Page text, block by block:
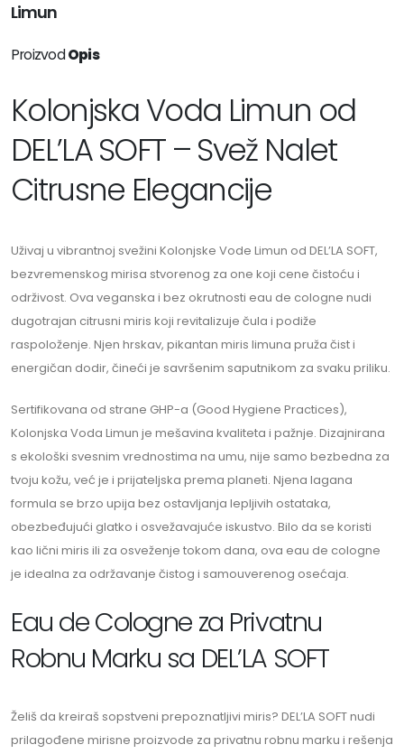
Limun
ProizvodOpis
Kolonjska Voda Limun od
DEL’LA SOFT – Svež Nalet
Citrusne Elegancije
Uživaj u vibrantnoj svežini Kolonjske Vode Limun od DEL’LA SOFT,
bezvremenskog mirisa stvorenog za one koji cene čistoću i
održivost. Ova veganska i bez okrutnosti eau de cologne nudi
dugotrajan citrusni miris koji revitalizuje čula i podiže
raspoloženje. Njen hrskav, pikantan miris limuna pruža čist i
energičan dodir, čineći je savršenim saputnikom za svaku priliku.
Sertifikovana od strane GHP-a (Good Hygiene Practices),
Kolonjska Voda Limun je mešavina kvaliteta i pažnje. Dizajnirana
s ekološki svesnim vrednostima na umu, nije samo bezbedna za
tvoju kožu, već je i prijateljska prema planeti. Njena lagana
formula se brzo upija bez ostavljanja lepljivih ostataka,
obezbeđujući glatko i osvežavajuće iskustvo. Bilo da se koristi
kao lični miris ili za osveženje tokom dana, ova eau de cologne
je idealna za održavanje čistog i samouverenog osećaja.
Eau de Cologne za Privatnu
Robnu Marku sa DEL’LA SOFT
Želiš da kreiraš sopstveni prepoznatljivi miris? DEL’LA SOFT nudi
prilagođene mirisne proizvode za privatnu robnu marku i rešenja